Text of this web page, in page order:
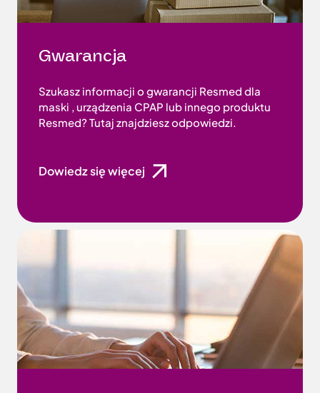
Gwarancja
Szukasz informacji o gwarancji Resmed dla
maski , urządzenia CPAP lub innego produktu
Resmed? Tutaj znajdziesz odpowiedzi.
Dowiedz się więcej